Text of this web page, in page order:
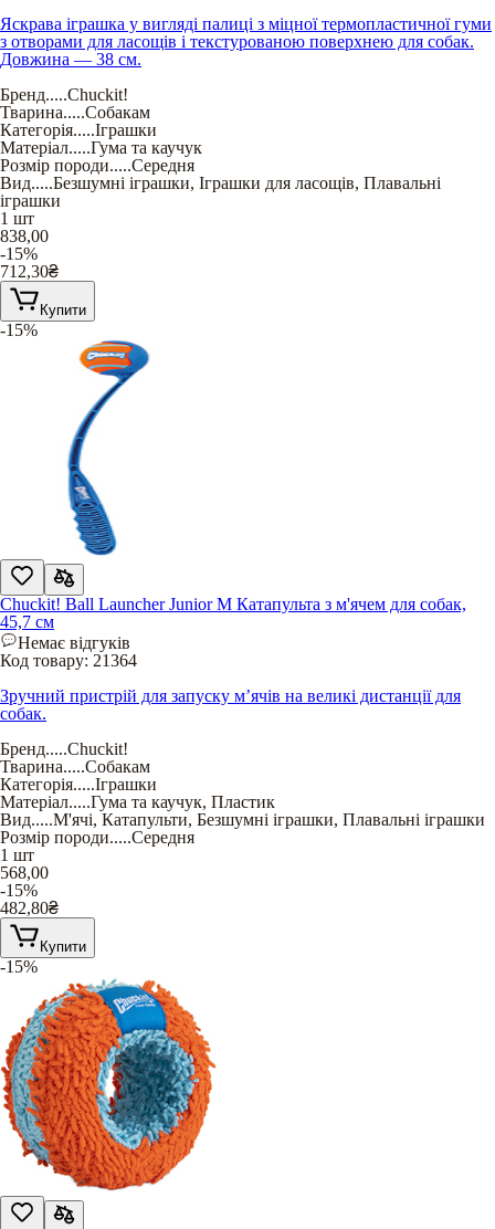
Яскрава іграшка у вигляді палиці з міцної термопластичної гуми
з отворами для ласощів і текстурованою поверхнею для собак.
Довжина — 38 см.
Бренд.....Chuckit!
Тварина.....Собакам
Категорія.....Іграшки
Матеріал.....Гума та каучук
Розмір породи.....Середня
Вид.....Безшумні іграшки, Іграшки для ласощів, Плавальні
іграшки
1 шт
838,00
-15%
712,30₴
Купити
-15%
Chuckit! Ball Launcher Junior M Катапульта з м'ячем для собак,
45,7 см
Немає відгуків
Код товару: 21364
Зручний пристрій для запуску м’ячів на великі дистанції для
собак.
Бренд.....Chuckit!
Тварина.....Собакам
Категорія.....Іграшки
Матеріал.....Гума та каучук, Пластик
Вид.....М'ячі, Катапульти, Безшумні іграшки, Плавальні іграшки
Розмір породи.....Середня
1 шт
568,00
-15%
482,80₴
Купити
-15%